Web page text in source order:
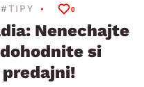
#TIPY 0
Nenechajte
si